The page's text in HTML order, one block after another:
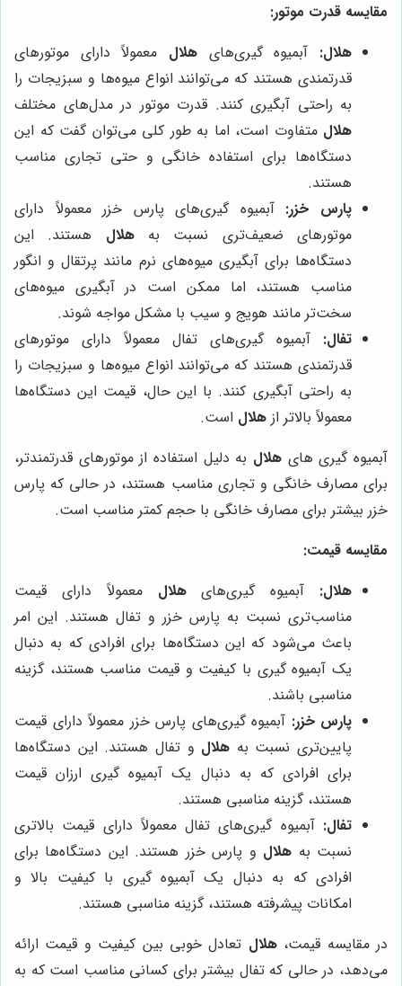
مقایسه قدرت موتور:
هلال: آبمیوه گیری‌های هلال معمولاً دارای موتورهای
قدرتمندی هستند که می‌توانند انواع میوه‌ها و سبزیجات را
به راحتی آبگیری کنند. قدرت موتور در مدل‌های مختلف
هلال متفاوت است، اما به طور کلی می‌توان گفت که این
دستگاه‌ها برای استفاده خانگی و حتی تجاری مناسب
هستند.
پارس خزر: آبمیوه گیری‌های پارس خزر معمولاً دارای
موتورهای ضعیف‌تری نسبت بههلال هستند. این
دستگاه‌ها برای آبگیری میوه‌های نرم مانند پرتقال و انگور
مناسب هستند، اما ممکن است در آبگیری میوه‌های
سخت‌تر مانند هویج و سیب با مشکل مواجه شوند.
تفال: آبمیوه گیری‌های تفال معمولاً دارای موتورهای
قدرتمندی هستند که می‌توانند انواع میوه‌ها و سبزیجات را
به راحتی آبگیری کنند. با این حال، قیمت این دستگاه‌ها
معمولاً بالاتر از هلال است.
آبمیوه گیری های هلال به دلیل استفاده از موتورهای قدرتمندتر،
برای مصارف خانگی و تجاری مناسب هستند، در حالی که پارس
خزر بیشتر برای مصارف خانگی با حجم کمتر مناسب است.
مقایسه قیمت:
هلال: آبمیوه گیری‌هایهلال معمولاً دارای قیمت
مناسب‌تری نسبت به پارس خزر و تفال هستند. این امر
باعث می‌شود که این دستگاه‌ها برای افرادی که به دنبال
یک آبمیوه گیری با کیفیت و قیمت مناسب هستند، گزینه
مناسبی باشند.
پارس خزر: آبمیوه گیری‌های پارس خزر معمولاً دارای قیمت
پایین‌تری نسبت به هلال و تفال هستند. این دستگاه‌ها
برای افرادی که به دنبال یک آبمیوه گیری ارزان قیمت
هستند، گزینه مناسبی هستند.
تفال: آبمیوه گیری‌های تفال معمولاً دارای قیمت بالاتری
نسبت به هلال و پارس خزر هستند. این دستگاه‌ها برای
افرادی که به دنبال یک آبمیوه گیری با کیفیت بالا و
امکانات پیشرفته هستند، گزینه مناسبی هستند.
در مقایسه قیمت،هلال تعادل خوبی بین کیفیت و قیمت ارائه
می‌دهد، در حالی که تفال بیشتر برای کسانی مناسب است که به